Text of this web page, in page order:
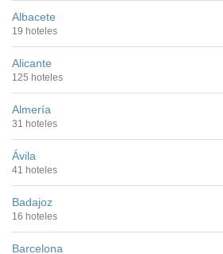
Albacete
19 hoteles
Alicante
125 hoteles
Almería
31 hoteles
Ávila
41 hoteles
Badajoz
16 hoteles
Barcelona